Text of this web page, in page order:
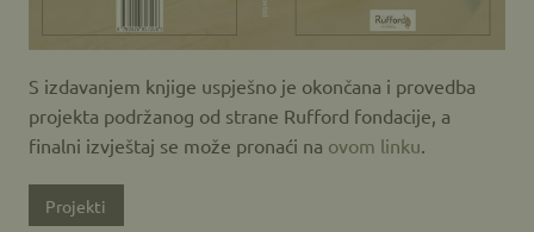
S izdavanjem knjige uspješno je okončana i provedba
projekta podržanog od strane Rufford fondacije, a
finalni izvještaj se može pronaći na ovom linku
Projekti